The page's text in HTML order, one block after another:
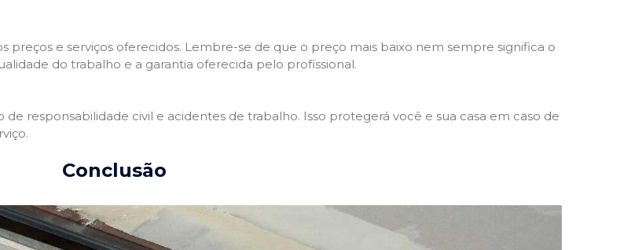
preços e serviços oferecidos. Lembre-se de que o preço mais baixo nem sempre significa o
do trabalho e a garantia oferecida pelo profissional.
responsabilidade civil e acidentes de trabalho. Isso protegerá você e sua casa em caso de
Conclusão